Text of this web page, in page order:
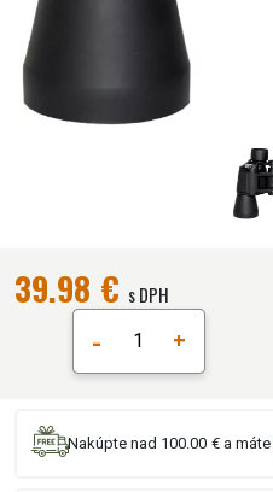
39.98 € s DPH
- +
Nakúpte nad 100.00 € a máte